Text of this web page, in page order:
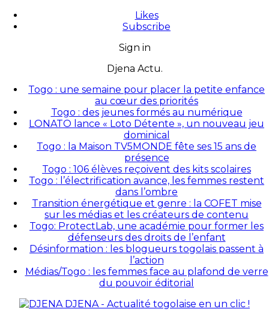
Likes
Subscribe
Sign in
Djena Actu.
Togo : une semaine pour placer la petite enfance
au cœur des priorités
Togo : des jeunes formés au numérique
LONATO lance « Loto Détente », un nouveau jeu
dominical
Togo : la Maison TV5MONDE fête ses 15 ans de
présence
Togo : 106 élèves reçoivent des kits scolaires
Togo : l’électrification avance, les femmes restent
dans l’ombre
Transition énergétique et genre : la COFET mise
sur les médias et les créateurs de contenu
Togo: ProtectLab, une académie pour former les
défenseurs des droits de l’enfant
Désinformation : les blogueurs togolais passent à
l’action
Médias/Togo : les femmes face au plafond de verre
du pouvoir éditorial
DJENA - Actualité togolaise en un clic !